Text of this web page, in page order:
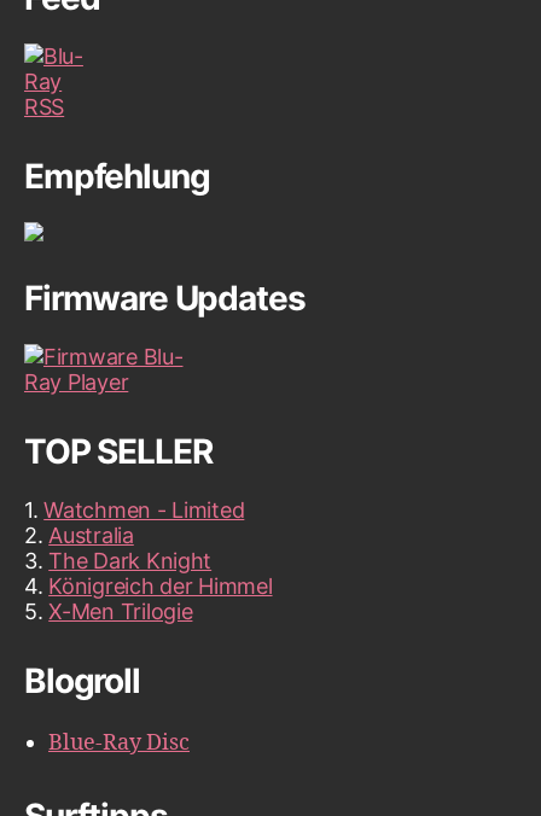
Empfehlung
Firmware Updates
TOP SELLER
1.Watchmen - Limited
2. Australia
3.The Dark Knight
4. Königreich der Himmel
5.X-Men Trilogie
Blogroll
Blue-Ray Disc